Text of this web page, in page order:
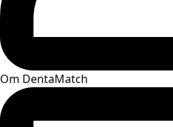
Om DentaMatch